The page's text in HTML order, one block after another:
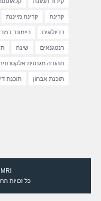
קרינה קרינה מייננת
רדיולוגים ריימונד
רנטגנאים שינה
תהודה מגנטית
תוכנת אבחון תוכנת
MRI הפורטל הישראלי
כל זכויות